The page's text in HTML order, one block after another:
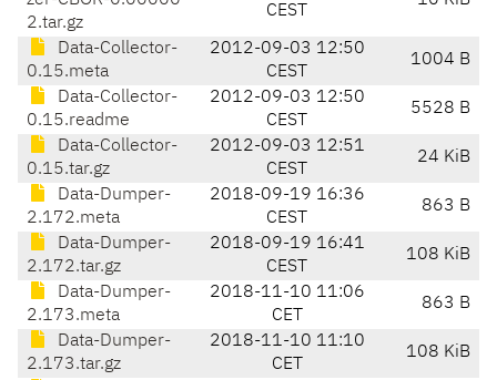
2.tar.gz
CEST
Data-Collector-
0.15.meta
2012-09-03 12:50
CEST
1004 B
Data-Collector-
0.15.readme
2012-09-03 12:50
CEST
5528 B
Data-Collector-
0.15.tar.gz
2012-09-03 12:51
CEST
24 KiB
Data-Dumper-
2.172.meta
2018-09-19 16:36
CEST
863 B
Data-Dumper-
2.172.tar.gz
2018-09-19 16:41
CEST
108 KiB
Data-Dumper-
2.173.meta
2018-11-10 11:06
CET
863 B
Data-Dumper-
2.173.tar.gz
2018-11-10 11:10
CET
108 KiB